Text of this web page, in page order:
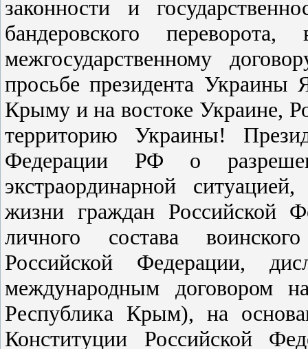
законности и
бандеровского
межгосударственному
просьбе президента Украины
Крыму и на востоке Украине,
территорию Украины!
Федерации РФ о
экстраординарной
жизни граждан Российской
личного состава
Российской Федерации,
международным договором
Республика Крым), на
Конституции Российской